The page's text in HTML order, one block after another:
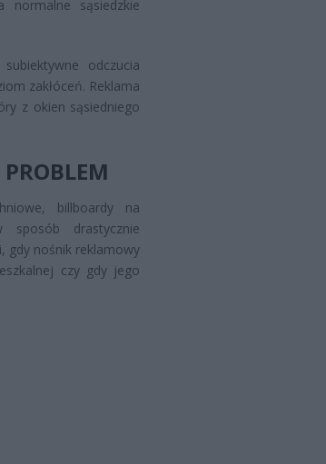
sąsiedzkie
odczucia
zakłóceń. Reklama
z okien sąsiedniego
billboardy na
sposób drastycznie
gdy nośnik reklamowy
czy gdy jego